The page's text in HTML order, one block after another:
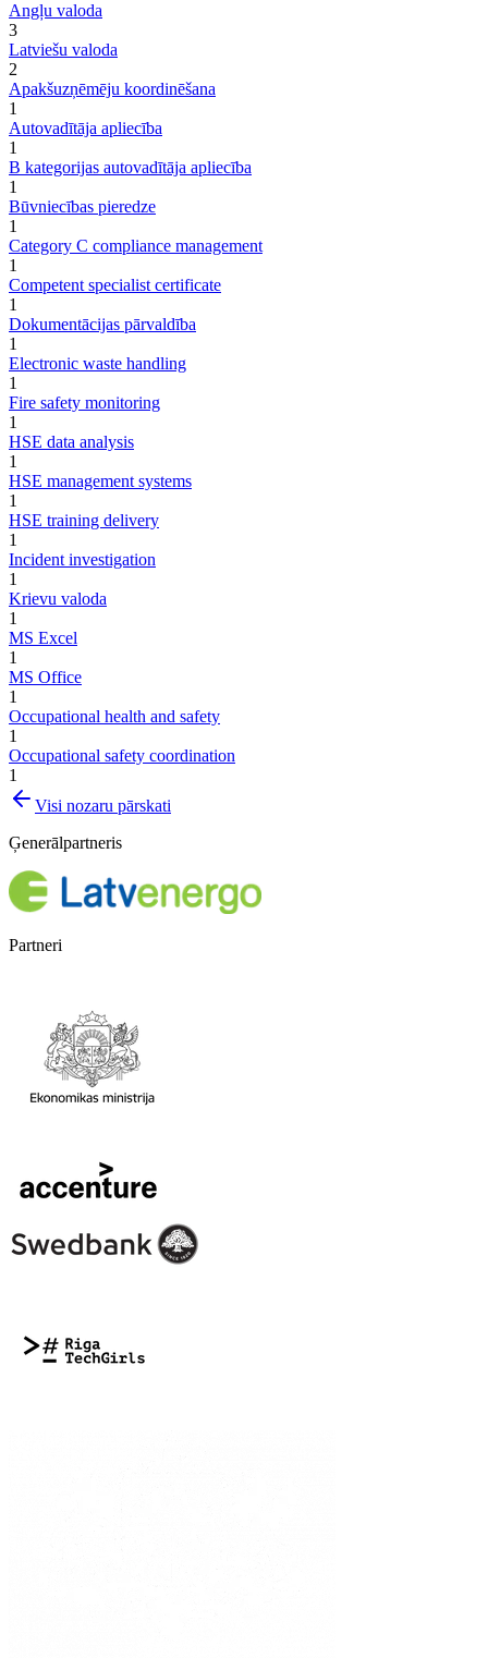
Angļu valoda
3
Latviešu valoda
2
Apakšuzņēmēju koordinēšana
1
Autovadītāja apliecība
1
B kategorijas autovadītāja apliecība
1
Būvniecības pieredze
1
Category C compliance management
1
Competent specialist certificate
1
Dokumentācijas pārvaldība
1
Electronic waste handling
1
Fire safety monitoring
1
HSE data analysis
1
HSE management systems
1
HSE training delivery
1
Incident investigation
1
Krievu valoda
1
MS Excel
1
MS Office
1
Occupational health and safety
1
Occupational safety coordination
1
Visi nozaru pārskati
Ģenerālpartneris
Partneri